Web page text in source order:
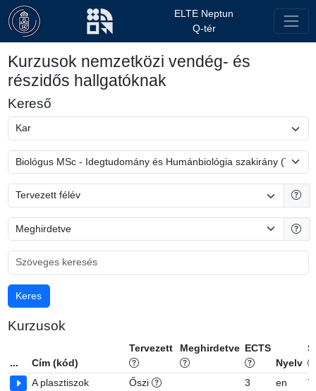
ELTE Neptun
Q-tér
Kurzusok nemzetközi vendég- és
részidős hallgatóknak
Kereső
Kurzusok
... Cím (kód)
Tervezett Meghirdetve ECTS
Nyelv
A plasztiszok
Őszi 3 en 7